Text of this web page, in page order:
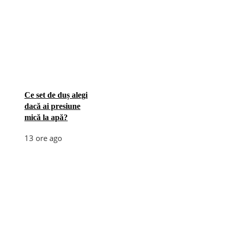
Ce set de duș alegi
dacă ai presiune
mică la apă?
13 ore ago